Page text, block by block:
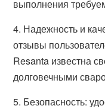
выполнения
4. Надежность и
отзывы
Resanta известна
долговечными
5. Безопасность: